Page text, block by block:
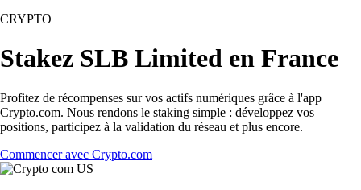
CRYPTO
Stakez SLB Limited en France
Profitez de récompenses sur vos actifs numériques grâce à l'app
Crypto.com. Nous rendons le staking simple : développez vos
positions, participez à la validation du réseau et plus encore.
Commencer avec Crypto.com